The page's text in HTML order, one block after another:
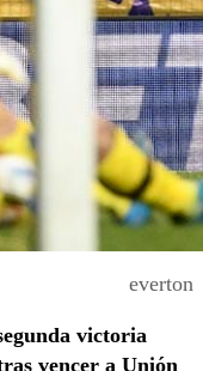
everton
victoria
vencer a Unión